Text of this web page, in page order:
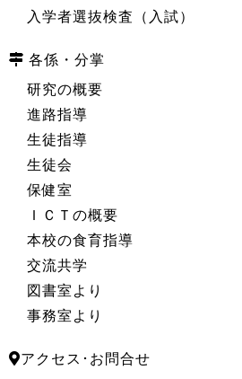
入学者選抜検査（入試）
各係・分掌
研究の概要
進路指導
生徒指導
生徒会
保健室
ＩＣＴの概要
本校の食育指導
交流共学
図書室より
事務室より
アクセス･お問合せ